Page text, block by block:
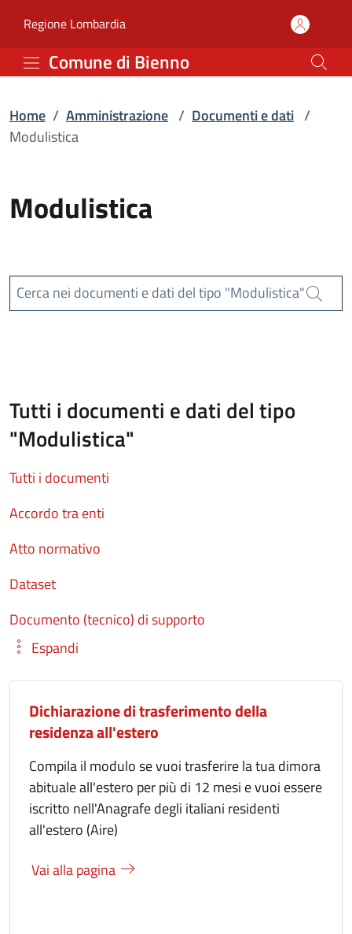
Modulistica | Comune
Regione Lombardia(apre in un'altra scheda).
Comune di Bienno
Home / Amministrazione / Documenti e dati /
Modulistica
Modulistica
Cerca nei documenti e dati del tipo "Modulistica"
Cerca
Tutti i documenti e dati del tipo
"Modulistica"
Tutti i documenti
Accordo tra enti
Atto normativo
Dataset
Documento (tecnico) di supporto
Espandi
Dichiarazione di trasferimento della
residenza all'estero
Compila il modulo se vuoi trasferire la tua dimora
abituale all'estero per più di 12 mesi e vuoi essere
iscritto nell'Anagrafe degli italiani residenti
all'estero (Aire)
Vai alla pagina